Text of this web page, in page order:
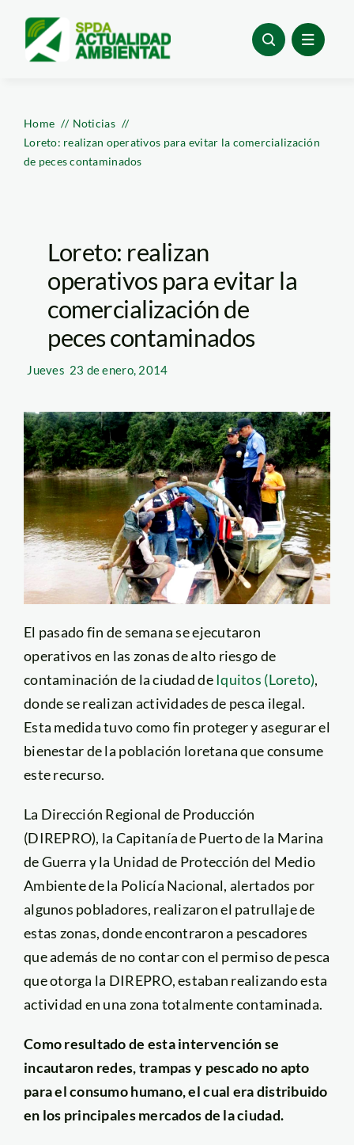
content
Home
Noticias
Loreto: realizan operativos para evitar la comercialización
de peces contaminados
Loreto: realizan
operativos para evitar la
comercialización de
peces contaminados
Jueves 23 de enero, 2014
El pasado fin de semana se ejecutaron
operativos en las zonas de alto riesgo de
contaminación de la ciudad deIquitos (Loreto),
donde se realizan actividades de pesca ilegal.
Esta medida tuvo como fin proteger y asegurar el
bienestar de la población loretana que consume
este recurso.
La Dirección Regional de Producción
(DIREPRO), la Capitanía de Puerto de la Marina
de Guerra y la Unidad de Protección del Medio
Ambiente de la Policía Nacional, alertados por
algunos pobladores, realizaron el patrullaje de
estas zonas, donde encontraron a pescadores
que además de no contar con el permiso de pesca
que otorga la DIREPRO, estaban realizando esta
actividad en una zona totalmente contaminada.
Como resultado de esta intervención se
incautaron redes, trampas y pescado no apto
para el consumo humano, el cual era distribuido
en los principales mercados de la ciudad.